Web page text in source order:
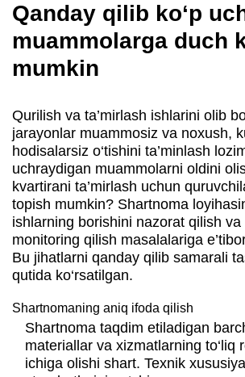
Qanday qilib ko‘p
muammolarga duch
mumkin
Qurilish va ta’mirlash ishlarini olib
jarayonlar muammosiz va noxush,
hodisalarsiz o‘tishini ta’minlash
uchraydigan muammolarni oldini
kvartirani ta’mirlash uchun
topish mumkin? Shartnoma
ishlarning borishini nazorat qilish va
monitoring qilish masalalariga
Bu jihatlarni qanday qilib samarali
qutida ko‘rsatilgan.
Shartnomaning aniq ifoda qilish
Shartnoma taqdim etiladigan
materiallar va xizmatlarning to‘liq
ichiga olishi shart. Texnik